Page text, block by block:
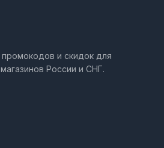
промокодов и скидок для
России и СНГ.